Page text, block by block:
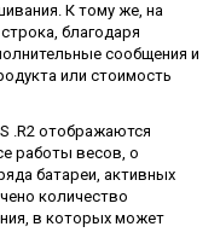
К тому же, на
благодаря
сообщения и
или стоимость
.R2 отображаются
работы весов, о
батареи, активных
количество
в которых может